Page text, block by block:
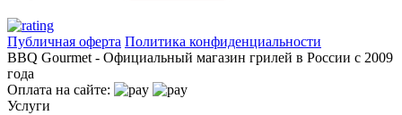
Публичная оферта Политика конфиденциальности
BBQ Gourmet - Официальный магазин грилей в России с 2009
года
Оплата на сайте:
Услуги